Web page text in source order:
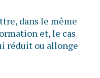
dans le même
et, le cas
réduit ou allonge